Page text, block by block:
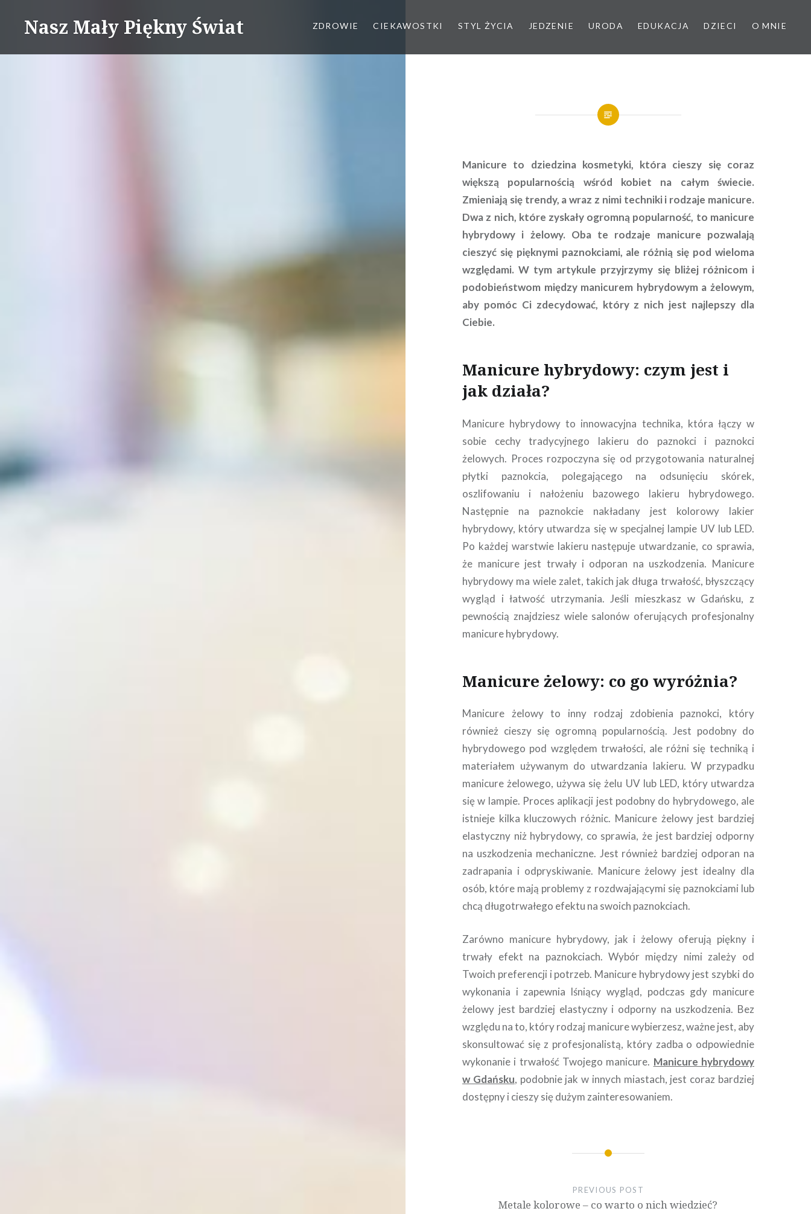
Nasz Mały Piękny Świat ZDROWIE CIEKAWOSTKI STYL ŻYCIA JEDZENIE URODA EDUKACJA DZIECI O MNIE
Manicure to dziedzina kosmetyki, która cieszy się coraz
większą popularnością wśród kobiet na całym świecie.
Zmieniają się trendy, a wraz z nimi techniki i rodzaje manicure.
Dwa z nich, które zyskały ogromną popularność, to manicure
hybrydowy i żelowy. Oba te rodzaje manicure pozwalają
cieszyć się pięknymi paznokciami, ale różnią się pod wieloma
względami. W tym artykule przyjrzymy się bliżej różnicom i
podobieństwom między manicurem hybrydowym a żelowym,
aby pomóc Ci zdecydować, który z nich jest najlepszy dla
Ciebie.
Manicure hybrydowy: czym jest i
jak działa?
Manicure hybrydowy to innowacyjna technika, która łączy w
sobie cechy tradycyjnego lakieru do paznokci i paznokci
żelowych. Proces rozpoczyna się od przygotowania naturalnej
płytki paznokcia, polegającego na odsunięciu skórek,
oszlifowaniu i nałożeniu bazowego lakieru hybrydowego.
Następnie na paznokcie nakładany jest kolorowy lakier
hybrydowy, który utwardza się w specjalnej lampie UV lub LED.
Po każdej warstwie lakieru następuje utwardzanie, co sprawia,
że manicure jest trwały i odporan na uszkodzenia. Manicure
hybrydowy ma wiele zalet, takich jak długa trwałość, błyszczący
wygląd i łatwość utrzymania. Jeśli mieszkasz w Gdańsku, z
pewnością znajdziesz wiele salonów oferujących profesjonalny
manicure hybrydowy.
Manicure żelowy: co go wyróżnia?
Manicure żelowy to inny rodzaj zdobienia paznokci, który
również cieszy się ogromną popularnością. Jest podobny do
hybrydowego pod względem trwałości, ale różni się techniką i
materiałem używanym do utwardzania lakieru. W przypadku
manicure żelowego, używa się żelu UV lub LED, który utwardza
się w lampie. Proces aplikacji jest podobny do hybrydowego, ale
istnieje kilka kluczowych różnic. Manicure żelowy jest bardziej
elastyczny niż hybrydowy, co sprawia, że jest bardziej odporny
na uszkodzenia mechaniczne. Jest również bardziej odporan na
zadrapania i odpryskiwanie. Manicure żelowy jest idealny dla
osób, które mają problemy z rozdwajającymi się paznokciami lub
chcą długotrwałego efektu na swoich paznokciach.
Zarówno manicure hybrydowy, jak i żelowy oferują piękny i
trwały efekt na paznokciach. Wybór między nimi zależy od
Twoich preferencji i potrzeb. Manicure hybrydowy jest szybki do
wykonania i zapewnia lśniący wygląd, podczas gdy manicure
żelowy jest bardziej elastyczny i odporny na uszkodzenia. Bez
względu na to, który rodzaj manicure wybierzesz, ważne jest, aby
skonsultować się z profesjonalistą, który zadba o odpowiednie
wykonanie i trwałość Twojego manicure. Manicure hybrydowy
w Gdańsku, podobnie jak w innych miastach, jest coraz bardziej
dostępny i cieszy się dużym zainteresowaniem.
PREVIOUS POST
Metale kolorowe – co warto o nich wiedzieć?